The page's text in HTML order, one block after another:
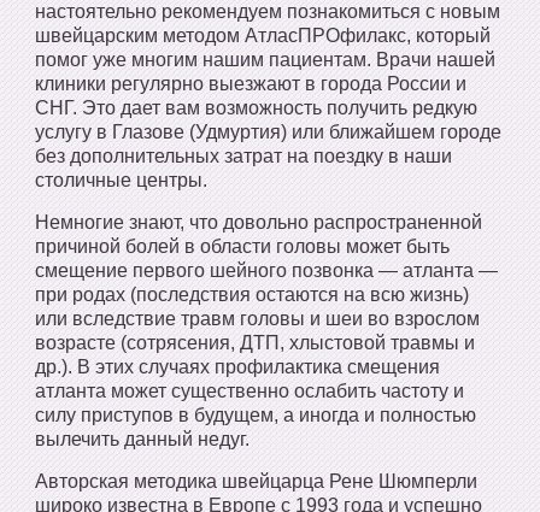
настоятельно рекомендуем познакомиться с новым
швейцарским методом АтласПРОфилакс, который
помог уже многим нашим пациентам. Врачи нашей
клиники регулярно выезжают в города России и
СНГ. Это дает вам возможность получить редкую
услугу в Глазове (Удмуртия) или ближайшем городе
без дополнительных затрат на поездку в наши
столичные центры.
Немногие знают, что довольно распространенной
причиной болей в области головы может быть
смещение первого шейного позвонка — атланта —
при родах (последствия остаются на всю жизнь)
или вследствие травм головы и шеи во взрослом
возрасте (сотрясения, ДТП, хлыстовой травмы и
др.). В этих случаях профилактика смещения
атланта может существенно ослабить частоту и
силу приступов в будущем, а иногда и полностью
вылечить данный недуг.
Авторская методика швейцарца Рене Шюмперли
широко известна в Европе с 1993 года и успешно